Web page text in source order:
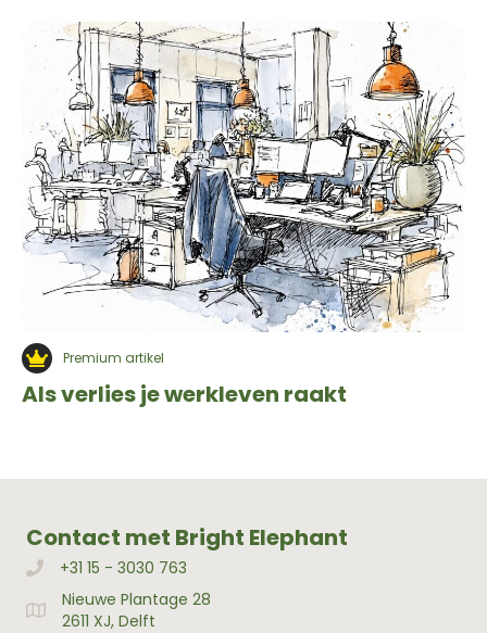
Premium artikel
Als verlies je werkleven raakt
Contact met Bright Elephant
Bellen met Bright Elephant
+31 15 - 3030 763
Adres Bright Elephant
Nieuwe Plantage 28
2611 XJ, Delft